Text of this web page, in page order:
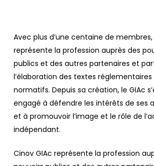
Avec plus d’une centaine de membres,
représente la profession auprès des
publics et des autres partenaires et
l’élaboration des textes réglementaires
normatifs. Depuis sa création, le GIAc
engagé à défendre les intérêts de ses
et à promouvoir l’image et le rôle de
indépendant.
Cinov GIAc représente la profession